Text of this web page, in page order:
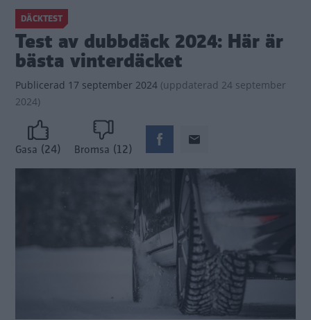
DÄCKTEST
Test av dubbdäck 2024: Här är
bästa vinterdäcket
Publicerad 17 september 2024 (uppdaterad 24 september
2024)
Gasa (24) Bromsa (12)